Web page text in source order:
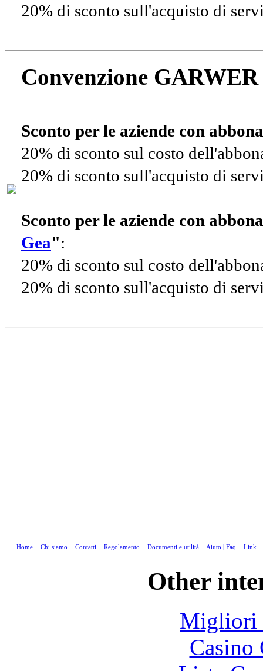
20% di sconto sull'acquisto di
Convenzione
Sconto per le aziende con
20% di sconto sul costo
20% di sconto sull'acquisto di
Sconto per le aziende con
Gea":
20% di sconto sul costo
20% di sconto sull'acquisto di
Home Chi siamo Contatti Regolamento Documenti e utilità Aiuto | Faq Link
Other
Migliori